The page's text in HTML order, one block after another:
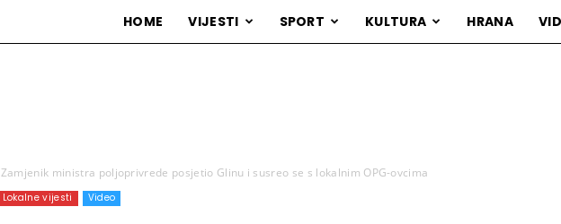
News
HOME VIJESTI SPORT KULTURA HRANA
Zamjenik ministra poljoprivrede posjetio Glinu i susreo se s lokalnim OPG-ovcima
Lokalne vijesti Video